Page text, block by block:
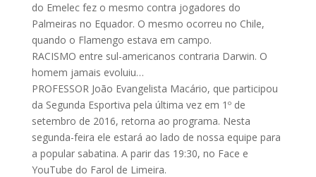
do Emelec fez o mesmo contra jogadores do
Palmeiras no Equador. O mesmo ocorreu no Chile,
quando o Flamengo estava em campo.
RACISMO entre sul-americanos contraria Darwin. O
homem jamais evoluiu…
PROFESSOR João Evangelista Macário, que participou
da Segunda Esportiva pela última vez em 1º de
setembro de 2016, retorna ao programa. Nesta
segunda-feira ele estará ao lado de nossa equipe para
a popular sabatina. A parir das 19:30, no Face e
YouTube do Farol de Limeira.